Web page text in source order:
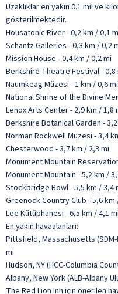
Uzaklıklar en yakın 0.1 mil ve
gösterilmektedir.
Housatonic River - 0,2 km / 0,1
Schantz Galleries - 0,3 km / 0,2
Mission House - 0,4 km / 0,2 mi
Berkshire Theatre Festival - 0,8
Naumkeag Müzesi - 1 km / 0,6 mi
National Shrine of the Divine
Lenox Arts Center - 2,9 km / 1,8
Berkshire Botanical Garden -
Norman Rockwell Müzesi - 3,4
Chesterwood - 3,7 km / 2,3 mi
Monument Mountain
Monument Mountain - 5,2 km /
Stockbridge Bowl - 5,5 km / 3,4
Greenock Country Club - 5,6 km
Lee Kütüphanesi - 6,5 km / 4,1 mi
En yakın havaalanları:
Pittsfield, Massachusetts
mi
Hudson, NY (HCC-Columbia
Albany, New York (ALB-Albany
The Red Lion Inn için önerilen